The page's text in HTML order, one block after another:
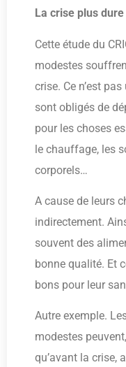
La crise plus
Cette étude du
modestes
crise. Ce n’est
sont obligés de
pour les choses
le chauffage, les
corporels…
A cause de leurs
indirectement.
souvent des
bonne qualité. Et
bons pour leur
Autre exemple.
modestes
qu’avant la crise,